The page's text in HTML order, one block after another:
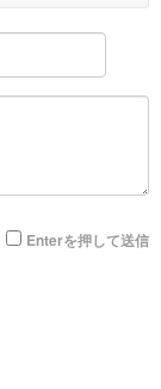
Enterを押して送信